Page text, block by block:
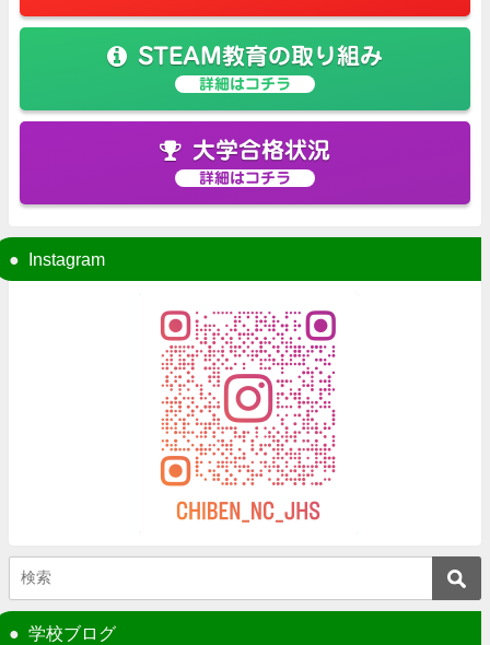
STEAM教育の取り組み
詳細はコチラ
大学合格状況
詳細はコチラ
Instagram
学校ブログ